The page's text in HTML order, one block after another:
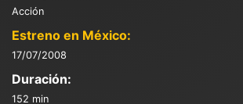
Acción
Estreno en México:
17/07/2008
Duración:
152 min